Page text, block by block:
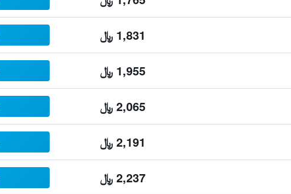
1,831 ﷼
1,955 ﷼
2,065 ﷼
2,191 ﷼
2,237 ﷼